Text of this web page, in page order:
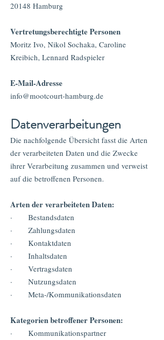
20148 Hamburg
Vertretungsberechtigte Personen
Moritz Ivo, Nikol Sochaka, Caroline
Kreibich, Lennard Radspieler
E-Mail-Adresse
info@mootcourt-hamburg.de
Datenverarbeitungen
Die nachfolgende Übersicht fasst die Arten
der verarbeiteten Daten und die Zwecke
ihrer Verarbeitung zusammen und verweist
auf die betroffenen Personen.
Arten der verarbeiteten Daten:
· Bestandsdaten
· Zahlungsdaten
· Kontaktdaten
· Inhaltsdaten
· Vertragsdaten
· Nutzungsdaten
· Meta-/Kommunikationsdaten
Kategorien betroffener Personen:
· Kommunikationspartner